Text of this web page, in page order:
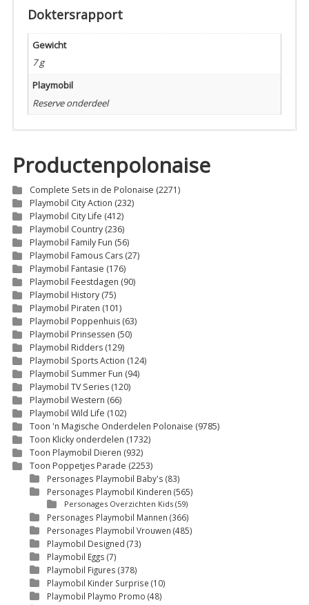
Doktersrapport
Gewicht
7 g
Playmobil
Reserve onderdeel
Productenpolonaise
Complete Sets in de Polonaise (2271)
Playmobil City Action (232)
Playmobil City Life (412)
Playmobil Country (236)
Playmobil Family Fun (56)
Playmobil Famous Cars (27)
Playmobil Fantasie (176)
Playmobil Feestdagen (90)
Playmobil History (75)
Playmobil Piraten (101)
Playmobil Poppenhuis (63)
Playmobil Prinsessen (50)
Playmobil Ridders (129)
Playmobil Sports Action (124)
Playmobil Summer Fun (94)
Playmobil TV Series (120)
Playmobil Western (66)
Playmobil Wild Life (102)
Toon 'n Magische Onderdelen Polonaise (9785)
Toon Klicky onderdelen (1732)
Toon Playmobil Dieren (932)
Toon Poppetjes Parade (2253)
Personages Playmobil Baby's (83)
Personages Playmobil Kinderen (565)
Personages Overzichten Kids (59)
Personages Playmobil Mannen (366)
Personages Playmobil Vrouwen (485)
Playmobil Designed (73)
Playmobil Eggs (7)
Playmobil Figures (378)
Playmobil Kinder Surprise (10)
Playmobil Playmo Promo (48)